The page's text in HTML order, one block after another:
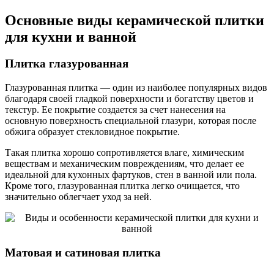
Основные виды керамической плитки
для кухни и ванной
Плитка глазурованная
Глазурованная плитка — один из наиболее популярных видов
благодаря своей гладкой поверхности и богатству цветов и
текстур. Ее покрытие создается за счет нанесения на
основную поверхность специальной глазури, которая после
обжига образует стекловидное покрытие.
Такая плитка хорошо сопротивляется влаге, химическим
веществам и механическим повреждениям, что делает ее
идеальной для кухонных фартуков, стен в ванной или пола.
Кроме того, глазурованная плитка легко очищается, что
значительно облегчает уход за ней.
Матовая и сатиновая плитка